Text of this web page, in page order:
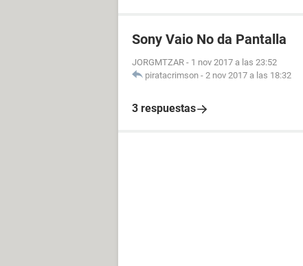
Sony Vaio No da Pantalla
JORGMTZAR - 1 nov 2017 a las 23:52
piratacrimson - 2 nov 2017 a las 18:32
3 respuestas